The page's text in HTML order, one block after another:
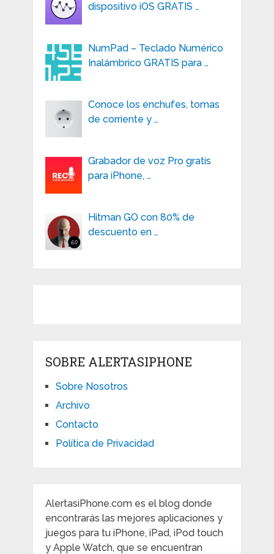
dispositivo iOS GRATIS …
NumPad – Teclado Numérico
Inalámbrico GRATIS para …
Conoce los enchufes, tomas
de corriente y …
Grabador de voz Pro gratis
para iPhone, …
Hitman GO con 80% de
descuento en …
SOBRE ALERTASIPHONE
Sobre Nosotros
Archivo
Contacto
Política de Privacidad
AlertasiPhone.com es el blog donde
encontrarás las mejores aplicaciones y
juegos para tu iPhone, iPad, iPod touch
y Apple Watch, que se encuentran